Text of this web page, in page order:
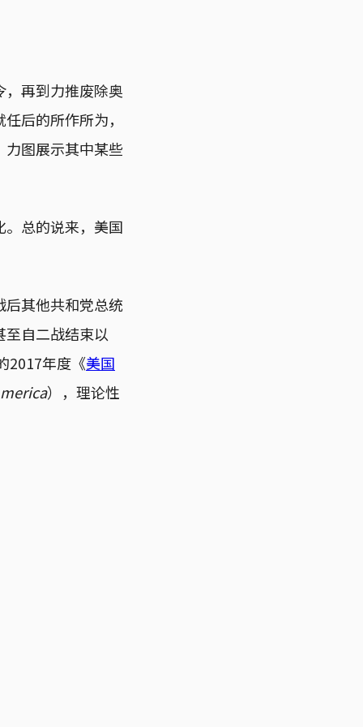
再到力推废除奥
后的所作所为，
图展示其中某些
总的说来，美国
后其他共和党总统
自二战结束以
2017年度《美国
），理论性